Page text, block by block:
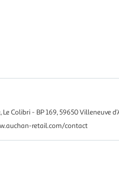
Colibri - BP 169, 59650 Villeneuve
retail.com/contact